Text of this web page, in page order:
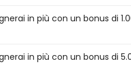
in più con un bonus di
in più con un bonus di